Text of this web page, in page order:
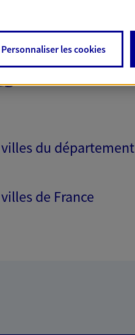
villes du département
de France
Personnaliser les cookies